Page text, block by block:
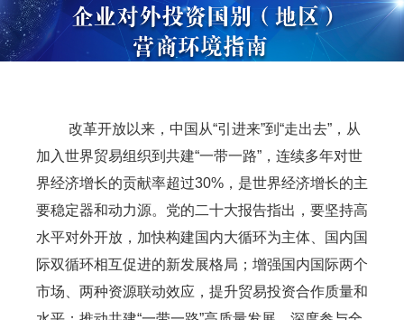
改革开放以来，中国从“引进来”到“走出去”，从
加入世界贸易组织到共建“一带一路”，连续多年对世
界经济增长的贡献率超过30%，是世界经济增长的主
要稳定器和动力源。党的二十大报告指出，要坚持高
水平对外开放，加快构建国内大循环为主体、国内国
际双循环相互促进的新发展格局；增强国内国际两个
市场、两种资源联动效应，提升贸易投资合作质量和